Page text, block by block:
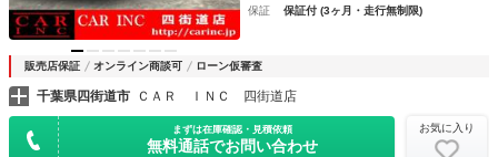
保証
保証付 (3ヶ月・走行無制限)
販売店保証 オンライン商談可 ローン仮審査
千葉県四街道市 ＣＡＲ ＩＮＣ 四街道店
まずは在庫確認・見積依頼
無料通話でお問い合わせ
お気に入り